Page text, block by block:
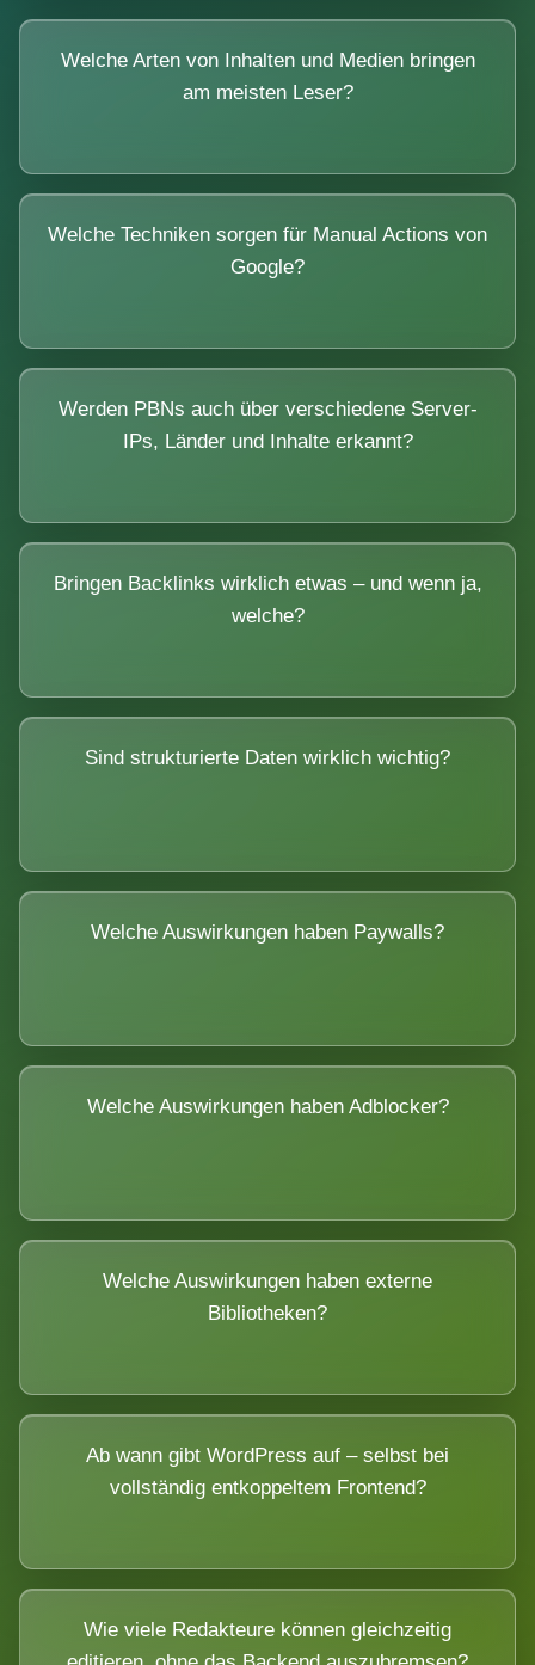
Welche Arten von Inhalten und Medien bringen
am meisten Leser?
Welche Techniken sorgen für Manual Actions von
Google?
Werden PBNs auch über verschiedene Server-
IPs, Länder und Inhalte erkannt?
Bringen Backlinks wirklich etwas – und wenn ja,
welche?
Sind strukturierte Daten wirklich wichtig?
Welche Auswirkungen haben Paywalls?
Welche Auswirkungen haben Adblocker?
Welche Auswirkungen haben externe
Bibliotheken?
Ab wann gibt WordPress auf – selbst bei
vollständig entkoppeltem Frontend?
Wie viele Redakteure können gleichzeitig